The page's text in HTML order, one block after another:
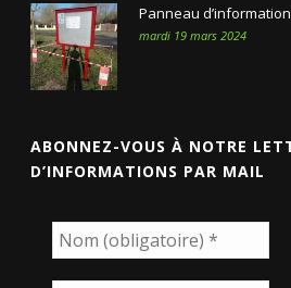
Panneau d’information
mardi 19 mars 2024
ABONNEZ-VOUS À NOTRE
D’INFORMATIONS PAR MAIL